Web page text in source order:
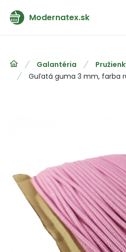
Modernatex.sk
Galantéria
Guľatá guma 3 mm, farba